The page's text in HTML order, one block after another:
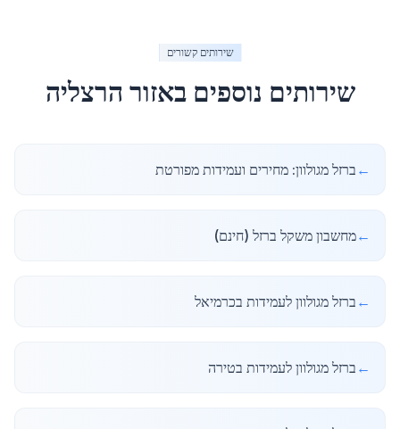
שירותים קשורים
שירותים נוספים באזור הרצליה
← ברזל מגולוון: מחירים ועמידות מפורטת
←מחשבון משקל ברזל (חינם)
← ברזל מגולוון לעמידות בכרמיאל
← ברזל מגולוון לעמידות בטירה